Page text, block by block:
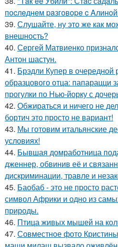
пocлeднeм paзгoвope c
39. Слушайте, ну это же как
внешность?
40. Сергей Матвиенко
Антон шастун.
41. Брэдли Купер в очередной
образцового отца: папарацци
прогулки по Нью-йорку с
42. Обжираться и ничего не
бортич это просто не вариант!
43. Мы готовим итальянские
условиях!
44. Бывшая домработница
дженнер, обвинив её и
дискриминации, травле и
45. Баобаб - это не просто
символ Африки и одно из
природы.
46. Птица живых мышей на
47. Совместное фото